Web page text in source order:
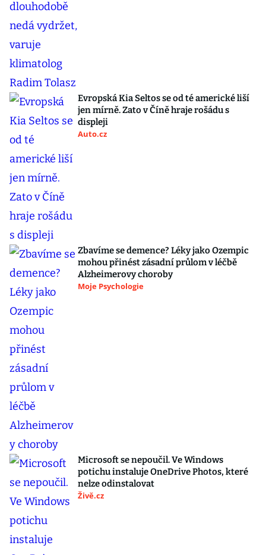
Evropská Kia Seltos se od té americké liší
jen mírně. Zato v Číně hraje rošádu s
displeji
Auto.cz
Zbavíme se demence? Léky jako Ozempic
mohou přinést zásadní průlom v léčbě
Alzheimerovy choroby
Moje Psychologie
Microsoft se nepoučil. Ve Windows
potichu instaluje OneDrive Photos, které
nelze odinstalovat
Živě.cz